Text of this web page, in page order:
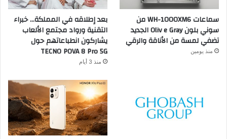
سماعات WH-1000XM6 من
سوني بلون Oliv e Gray الجديد
تضفي لمسة من الأناقة والرقي
منذ يومين
بعد إطلاقه في المملكة… خبراء
التقنية ورواد مجتمع الألعاب
يشاركون انطباعاتهم حول
TECNO POVA 8 Pro 5G
منذ 3 أيام